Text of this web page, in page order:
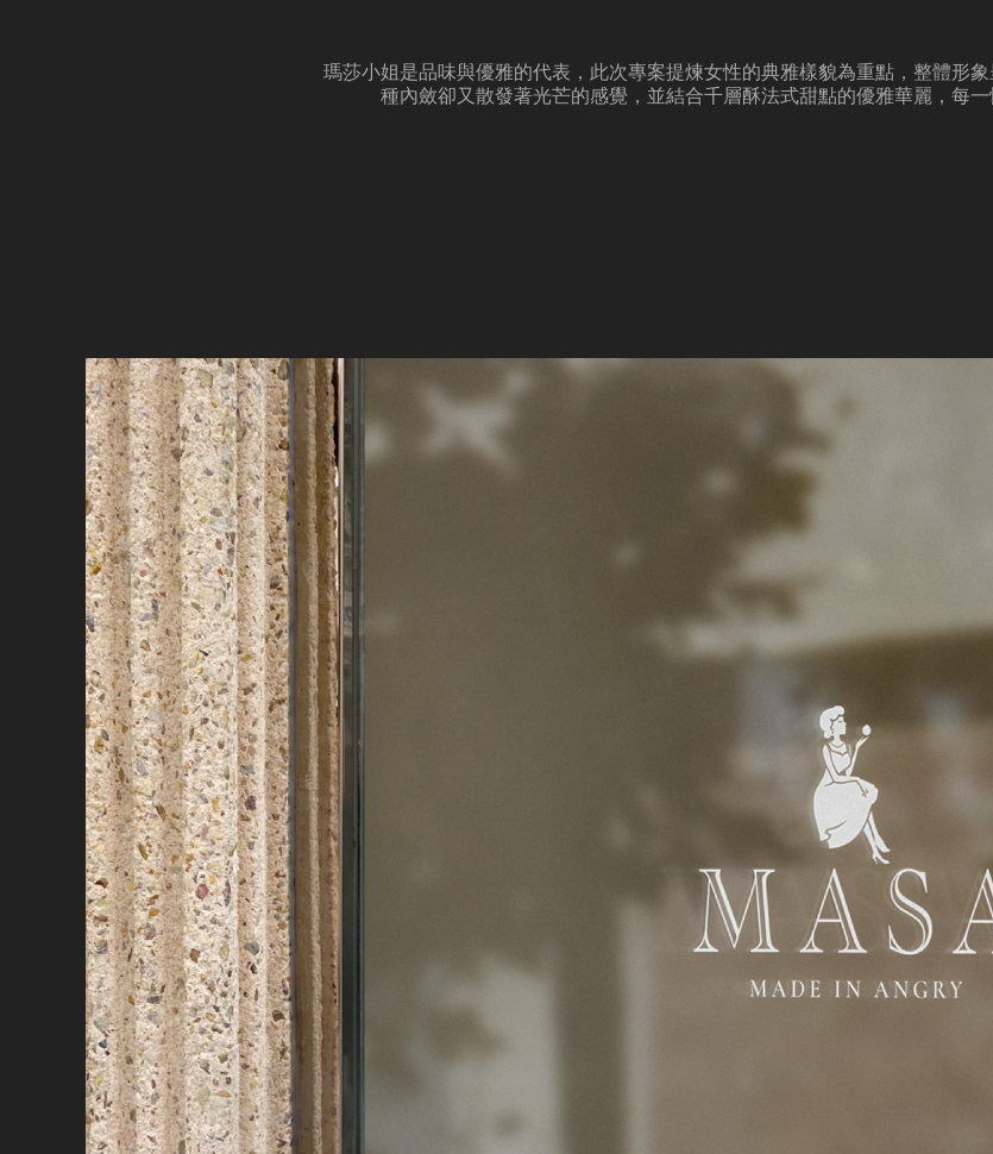
瑪莎小姐是品味與優雅的代表，此次專案提煉女性的典雅樣貌為重點，整體形
種內斂卻又散發著光芒的感覺，並結合千層酥法式甜點的優雅華麗，每一